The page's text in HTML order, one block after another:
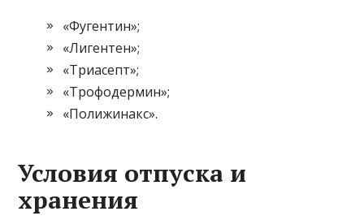
«Фугентин»;
«Лигентен»;
«Триасепт»;
«Трофодермин»;
«Полижинакс».
Условия отпуска и
хранения